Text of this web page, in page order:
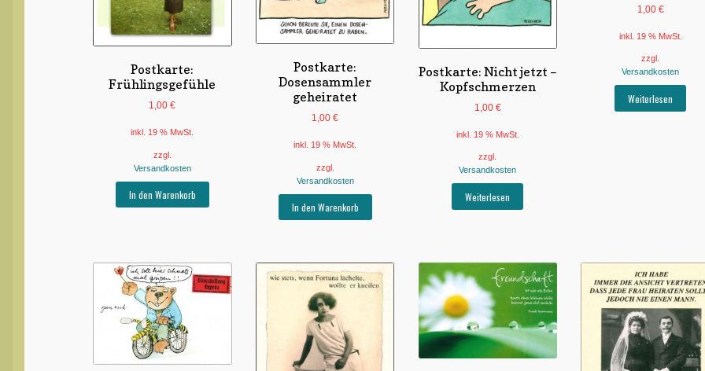
Postkarte:
Frühlingsgefühle
1,00€
inkl. 19 % MwSt.
zzgl.
Versandkosten
In den Warenkorb
Postkarte:
Dosensammler
geheiratet
1,00€
inkl. 19 % MwSt.
zzgl.
Versandkosten
In den Warenkorb
Postkarte: Nicht jetzt –
Kopfschmerzen
1,00 €
inkl. 19 % MwSt.
zzgl.
Versandkosten
Weiterlesen
1,00 €
inkl. 19 % MwSt.
zzgl.
Versandkosten
Weiterlesen